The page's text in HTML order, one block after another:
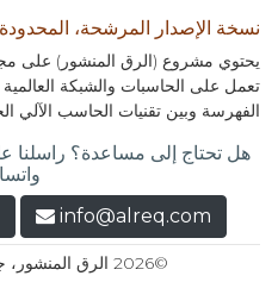
نسخة الإصدار المرشحة، المحدودة v0.9
يحتوي مشروع (الرق المنشور) على
تعمل على الحاسبات والشبكة
الفهرسة وبين تقنيات الحاسب الآلي
هل تحتاج إلى مساعدة؟ راسلنا
info@alreq.com
©2026 الرق المنشور، جميع الحقوق محفوظة